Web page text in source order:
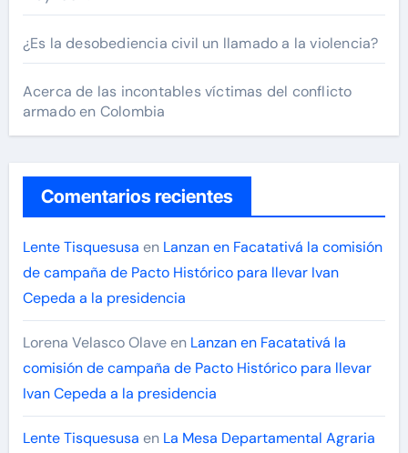
¿Es la desobediencia civil un llamado a la violencia?
Acerca de las incontables víctimas del conflicto
armado en Colombia
Comentarios recientes
Lente Tisquesusa en Lanzan en Facatativá la comisión
de campaña de Pacto Histórico para llevar Ivan
Cepeda a la presidencia
Lorena Velasco Olaveen Lanzan en Facatativá la
comisión de campaña de Pacto Histórico para llevar
Ivan Cepeda a la presidencia
Lente Tisquesusa en La Mesa Departamental Agraria